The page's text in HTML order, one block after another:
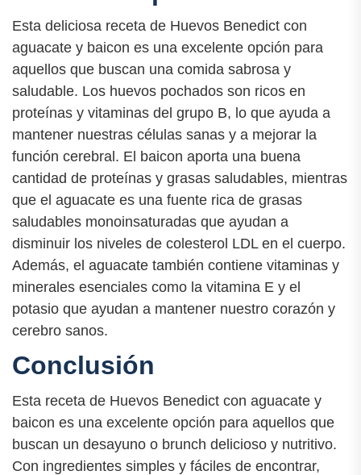
Esta deliciosa receta de Huevos Benedict con
aguacate y baicon es una excelente opción para
aquellos que buscan una comida sabrosa y
saludable. Los huevos pochados son ricos en
proteínas y vitaminas del grupo B, lo que ayuda a
mantener nuestras células sanas y a mejorar la
función cerebral. El baicon aporta una buena
cantidad de proteínas y grasas saludables, mientras
que el aguacate es una fuente rica de grasas
saludables monoinsaturadas que ayudan a
disminuir los niveles de colesterol LDL en el cuerpo.
Además, el aguacate también contiene vitaminas y
minerales esenciales como la vitamina E y el
potasio que ayudan a mantener nuestro corazón y
cerebro sanos.
Conclusión
Esta receta de Huevos Benedict con aguacate y
baicon es una excelente opción para aquellos que
buscan un desayuno o brunch delicioso y nutritivo.
Con ingredientes simples y fáciles de encontrar,